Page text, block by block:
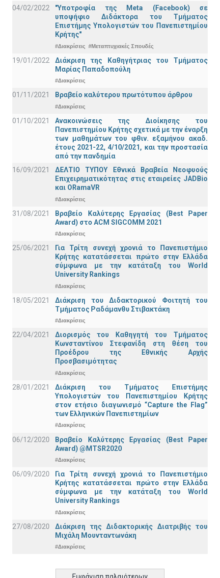
04/02/2022
"Υποτροφία της Meta (Facebook) σε
υποψήφιο Διδάκτορα του Τμήματος
Επιστήμης Υπολογιστών του Πανεπιστημίου
Κρήτης"
#Διακρίσεις #Μεταπτυχιακές Σπουδές
19/01/2022
Διάκριση της Καθηγήτριας του Τμήματος
Μαρίας Παπαδοπούλη
#Διακρίσεις
01/11/2021 Bραβείο καλύτερου πρωτότυπου άρθρου
#Διακρίσεις
01/10/2021
Ανακοινώσεις της Διοίκησης του
Πανεπιστημίου Κρήτης σχετικά με την έναρξη
των μαθημάτων του φθιν. εξαμήνου ακαδ.
έτους 2021-22, 4/10/2021, και την προστασία
από την πανδημία
16/09/2021
ΔΕΛΤΙΟ ΤΥΠΟΥ Εθνικά Βραβεία Νεοφυούς
Επιχειρηματικότητας στις εταιρείες JADBio
και ORamaVR
#Διακρίσεις
31/08/2021
Βραβείο Καλύτερης Εργασίας (Best Paper
Award) στο ACM SIGCOMM 2021
#Διακρίσεις
25/06/2021
Για Τρίτη συνεχή χρονιά το Πανεπιστήμιο
Κρήτης κατατάσσεται πρώτο στην Ελλάδα
σύμφωνα με την κατάταξη του World
University Rankings
#Διακρίσεις
18/05/2021
Διάκριση του Διδακτορικού Φοιτητή του
Τμήματος Ραδάμανθυ Στιβακτάκη
#Διακρίσεις
22/04/2021
Διορισμός του Καθηγητή του Τμήματος
Κωνσταντίνου Στεφανίδη στη θέση του
Προέδρου της Εθνικής Αρχής
Προσβασιμότητας
#Διακρίσεις
28/01/2021
Διάκριση του Τμήματος Επιστήμης
Υπολογιστών του Πανεπιστημίου Κρήτης
στον ετήσιο διαγωνισμό “Capture the Flag”
των Ελληνικών Πανεπιστημίων
#Διακρίσεις
06/12/2020
Βραβείο Καλύτερης Εργασίας (Best Paper
Award) @MTSR2020
#Διακρίσεις
06/09/2020
Για Τρίτη συνεχή χρονιά το Πανεπιστήμιο
Κρήτης κατατάσσεται πρώτο στην Ελλάδα
σύμφωνα με την κατάταξη του World
University Rankings
#Διακρίσεις
27/08/2020
Διάκριση της Διδακτορικής Διατριβής του
Μιχάλη Μουνταντωνάκη
#Διακρίσεις